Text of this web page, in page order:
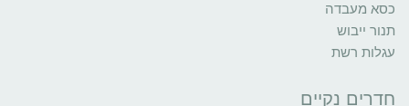
כסא מעבדה
תנור ייבוש
עגלות רשת
חדרים נקיים